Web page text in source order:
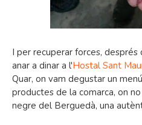
I per recuperar forces,
anar a dinar a l'Hostal Sant
Quar, on vam degustar un
productes de la comarca, on
negre del Berguedà, una